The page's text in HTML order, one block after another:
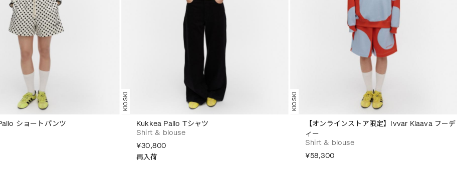
ショートパンツ
KIOSKI
Kukkea Pallo Tシャツ
Shirt & blouse
¥30,800
再入荷
KIOSKI
【オンラインストア限定】Ivvar Klaava フーデ
ィー
Shirt & blouse
¥58,300